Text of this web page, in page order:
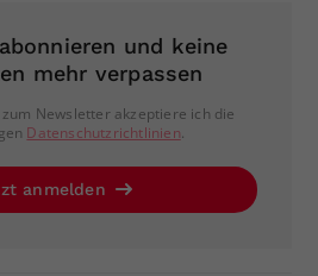
und keine
mehr verpassen
Newsletter akzeptiere ich die
Datenschutzrichtlinien.
anmelden